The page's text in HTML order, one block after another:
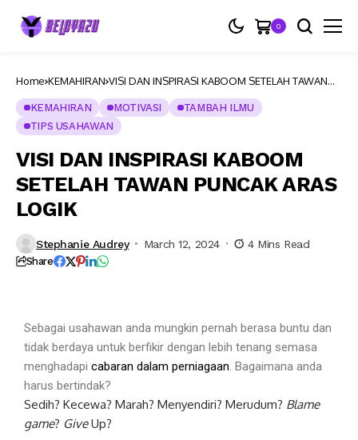
0
Home KEMAHIRAN VISI DAN INSPIRASI KABOOM SETELAH TAWAN
KEMAHIRAN MOTIVASI
TAMBAH ILMU
TIPS USAHAWAN
VISI DAN INSPIRASI KABOOM
SETELAH TAWAN PUNCAK ARAS
LOGIK
Stephanie Audrey March 12, 2024 4 Mins Read
Share
Sebagai usahawan anda mungkin pernah berasa buntu dan
tidak berdaya untuk berfikir dengan lebih tenang semasa
menghadapi cabaran dalam perniagaan. Bagaimana anda
harus bertindak?
Sedih? Kecewa? Marah? Menyendiri? Merudum? Blame
game? GiveUp?